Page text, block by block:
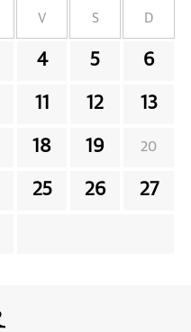
V S D
4 5 6
11 12 13
18 19 20
25 26 27